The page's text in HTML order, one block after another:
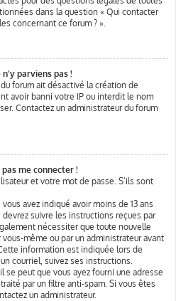
dans la question « Qui contacter
concernant ce forum ? ».
parviens pas !
forum ait désactivé la création de
avoir banni votre IP ou interdit le nom
Contactez un administrateur du forum
me connecter !
et votre mot de passe. S’ils sont
avez indiqué avoir moins de 13 ans
suivre les instructions reçues par
nécessiter que toute nouvelle
même ou par un administrateur avant
information est indiquée lors de
courriel, suivez ses instructions.
se peut que vous ayez fourni une adresse
par un filtre anti-spam. Si vous êtes
un administrateur.